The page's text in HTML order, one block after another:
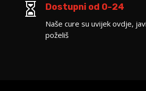
 Dostupni od 0-24
Naše cure su uvijek ovdje,
poželiš